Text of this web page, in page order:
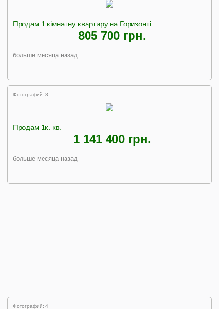
Продам 1 кімнатну квартиру на Горизонті
805 700 грн.
больше месяца назад
Фотографий: 8
Продам 1к. кв.
1 141 400 грн.
больше месяца назад
Фотографий: 4